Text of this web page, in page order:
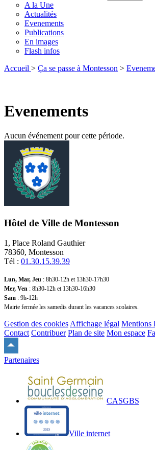
A la Une
Actualités
Evenements
Publications
En images
Flash infos
Accueil > Ça se passe à Montesson >
Evenements
Aucun événement pour cette période.
Hôtel de Ville de Montesson
1, Place Roland Gauthier
78360, Montesson
Tél : 01.30.15.39.39
Lun, Mar, Jeu : 8h30-12h et 13h30-17h30
Mer, Ven : 8h30-12h et 13h30-16h30
Sam : 9h-12h
Mairie fermée les samedis durant les vacances scolaires.
Gestion des cookies Affichage légal Mentions
Contact Contribuer Plan de site Mon espace
haut
site
Partenaires
CASGBS
Ville internet